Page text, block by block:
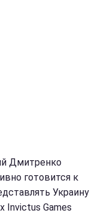
Дмитренко
готовится к
Украину
Invictus Games